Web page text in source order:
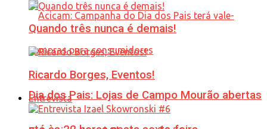
Dia dos Pais: Lojas de Campo Mourão abertas
Quando três nunca é demais!
Ricardo Borges, Eventos!
Entrevista